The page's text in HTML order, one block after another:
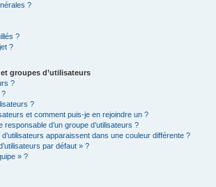
?
?
?
groupes d’utilisateurs
?
?
?
et comment puis-je en rejoindre un ?
d’un groupe d’utilisateurs ?
apparaissent dans une couleur différente ?
par défaut » ?
» ?